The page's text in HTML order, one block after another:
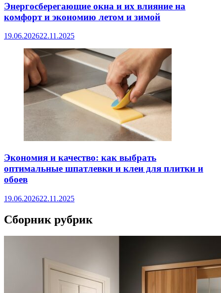
Энергосберегающие окна и их влияние на
комфорт и экономию летом и зимой
19.06.202622.11.2025
Экономия и качество: как выбрать
оптимальные шпатлевки и клеи для плитки и
обоев
19.06.202622.11.2025
Сборник рубрик